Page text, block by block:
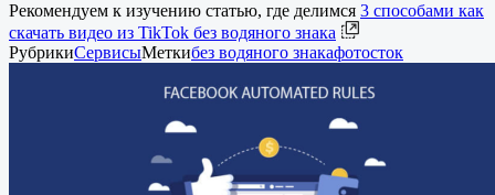
Рекомендуем к изучению статью, где делимся 3 способами как
скачать видео из TikTok без водяного знака
РубрикиСервисыМеткибез водяного знакафотосток